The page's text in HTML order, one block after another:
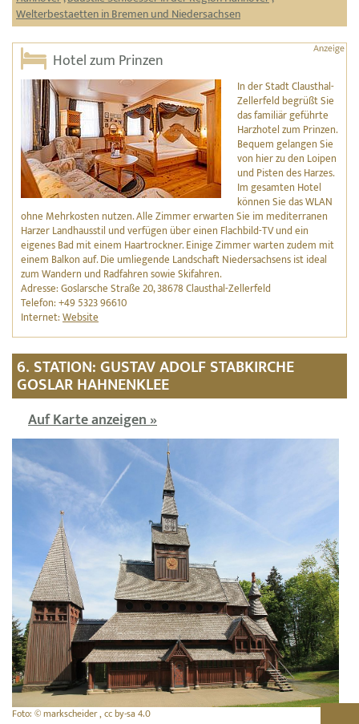
Welterbestaetten in Bremen und Niedersachsen
Hotel zum Prinzen
In der Stadt Clausthal-
Zellerfeld begrüßt Sie
das familiär geführte
Harzhotel zum Prinzen.
Bequem gelangen Sie
von hier zu den Loipen
und Pisten des Harzes.
Im gesamten Hotel
können Sie das WLAN
ohne Mehrkosten nutzen. Alle Zimmer erwarten Sie im mediterranen
Harzer Landhausstil und verfügen über einen Flachbild-TV und ein
eigenes Bad mit einem Haartrockner. Einige Zimmer warten zudem mit
einem Balkon auf. Die umliegende Landschaft Niedersachsens ist ideal
zum Wandern und Radfahren sowie Skifahren.
Adresse: Goslarsche Straße 20, 38678 Clausthal-Zellerfeld
Telefon: +49 5323 96610
Internet:Website
6. STATION: GUSTAV ADOLF STABKIRCHE
GOSLAR HAHNENKLEE
Auf Karte anzeigen »
Foto: © markscheider , cc by-sa 4.0